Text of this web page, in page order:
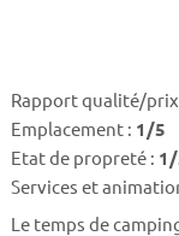
Rapport qualité/
Emplacement : 1/5
Etat de propreté :
Services et
Le temps de